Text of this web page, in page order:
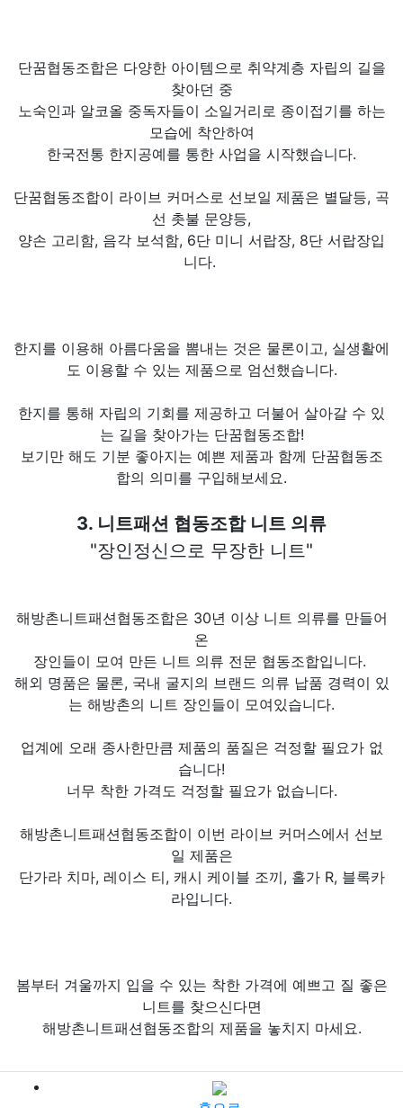
단꿈협동조합은 다양한 아이템으로 취약계층 자립의 길을
찾아던 중
노숙인과 알코올 중독자들이 소일거리로 종이접기를 하는
모습에 착안하여
한국전통 한지공예를 통한 사업을 시작했습니다.
단꿈협동조합이 라이브 커머스로 선보일 제품은 별달등, 곡
선 촛불 문양등,
양손 고리함, 음각 보석함, 6단 미니 서랍장, 8단 서랍장입
니다.
한지를 이용해 아름다움을 뽐내는 것은 물론이고, 실생활에
도 이용할 수 있는 제품으로 엄선했습니다.
한지를 통해 자립의 기회를 제공하고 더불어 살아갈 수 있
는 길을 찾아가는 단꿈협동조합!
보기만 해도 기분 좋아지는 예쁜 제품과 함께 단꿈협동조
합의 의미를 구입해보세요.
3. 니트패션 협동조합 니트 의류
"장인정신으로 무장한 니트"
해방촌니트패션협동조합은 30년 이상 니트 의류를 만들어
온
장인들이 모여 만든 니트 의류 전문 협동조합입니다.
해외 명품은 물론, 국내 굴지의 브랜드 의류 납품 경력이 있
는 해방촌의 니트 장인들이 모여있습니다.
업계에 오래 종사한만큼 제품의 품질은 걱정할 필요가 없
습니다!
너무 착한 가격도 걱정할 필요가 없습니다.
해방촌니트패션협동조합이 이번 라이브 커머스에서 선보
일 제품은
단가라 치마, 레이스 티, 캐시 케이블 조끼, 홀가 R, 블록카
라입니다.
봄부터 겨울까지 입을 수 있는 착한 가격에 예쁘고 질 좋은
니트를 찾으신다면
해방촌니트패션협동조합의 제품을 놓치지 마세요.
용산구 사회적경제 라이브 커머스 일시